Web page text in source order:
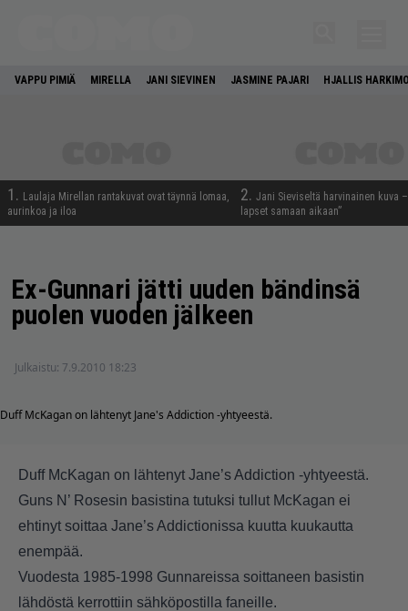
VAPPU PIMIÄ MIRELLA JANI SIEVINEN JASMINE PAJARI HJALLIS
1. Laulaja Mirellan rantakuvat ovat täynnä lomaa,
aurinkoa ja iloa
2. Jani Sieviseltä harvinainen kuva
lapset samaan aikaan”
Ex-Gunnari jätti uuden bändinsä
puolen vuoden jälkeen
Julkaistu: 7.9.2010 18:23
Duff McKagan on lähtenyt Jane's Addiction -yhtyeestä.
Duff McKagan on lähtenyt Jane’s Addiction -yhtyeestä.
Guns N’ Rosesin basistina tutuksi tullut McKagan ei
ehtinyt soittaa Jane’s Addictionissa kuutta kuukautta
enempää.
Vuodesta 1985-1998 Gunnareissa soittaneen basistin
lähdöstä kerrottiin sähköpostilla faneille.